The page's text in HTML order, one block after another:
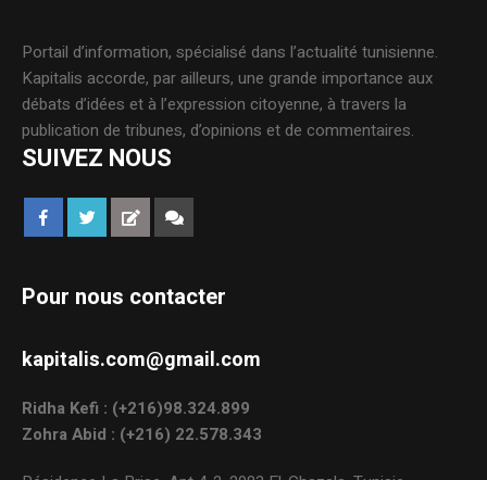
Portail d’information, spécialisé dans l’actualité tunisienne.
Kapitalis accorde, par ailleurs, une grande importance aux
débats d’idées et à l’expression citoyenne, à travers la
publication de tribunes, d’opinions et de commentaires.
SUIVEZ NOUS
Pour nous contacter
kapitalis.com@gmail.com
Ridha Kefi : (+216)98.324.899
Zohra Abid : (+216) 22.578.343